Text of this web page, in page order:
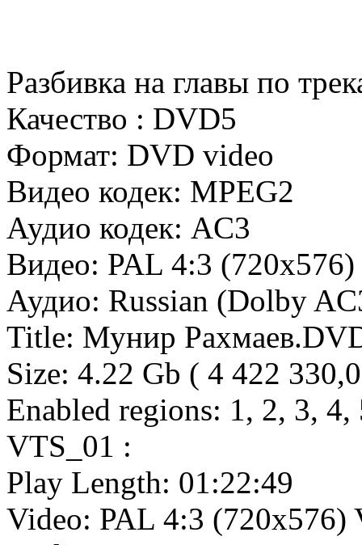
Разбивка на главы по
Качество : DVD5
Формат: DVD video
Видео кодек: MPEG2
Аудио кодек: AC3
Видео: PAL 4:3
Аудио: Russian (Dolby
Title: Мунир
Size: 4.22 Gb ( 4 422
Enabled regions: 1, 2, 3, 4,
VTS_01 :
Play Length: 01:22:49
Video: PAL 4:3 (720x576)